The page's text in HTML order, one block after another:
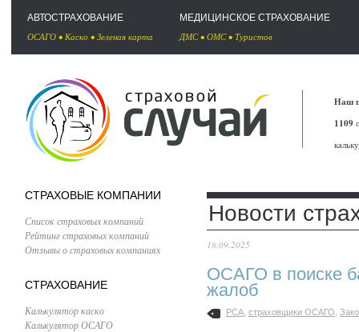
АВТОСТРАХОВАНИЕ
ОСАГО • Каско • Зеленая карта
МЕДИЦИНСКОЕ СТРАХОВАНИЕ
ДМС• ОМС• Туристов
Наш
1109
СТРАХОВЫЕ КОМПАНИИ
Список страховых компаний
Рейтинг страховых компаний
Отзывы о страховых компаниях
СТРАХОВАНИЕ
Калькулятор каско
Калькулятор ОСАГО
Новости
18.09.2025
ОСАГО в поиске
жалоб
РСА страховщики ОСАГО